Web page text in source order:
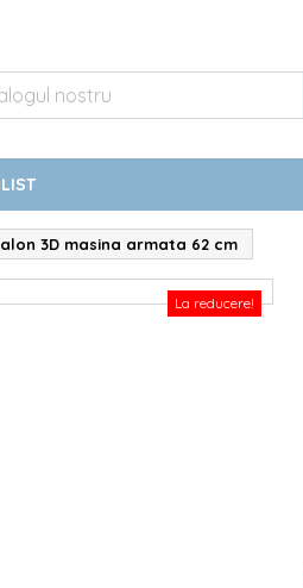
3D masina armata 62 cm
La reducere!